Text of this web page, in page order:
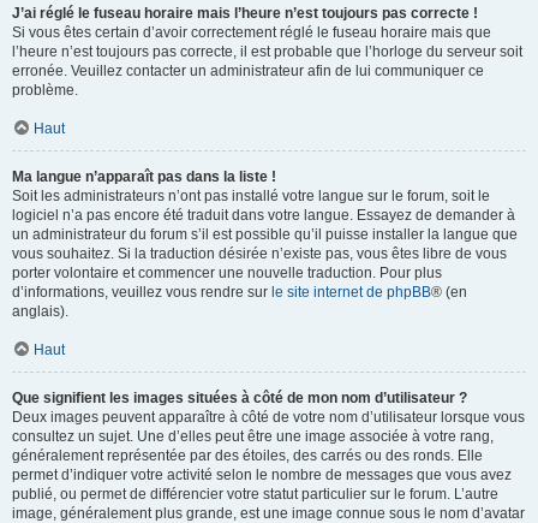
J’ai réglé le fuseau horaire mais l’heure n’est toujours pas correcte !
Si vous êtes certain d’avoir correctement réglé le fuseau horaire mais que
l’heure n’est toujours pas correcte, il est probable que l’horloge du serveur soit
erronée. Veuillez contacter un administrateur afin de lui communiquer ce
problème.
Haut
Ma langue n’apparaît pas dans la liste !
Soit les administrateurs n’ont pas installé votre langue sur le forum, soit le
logiciel n’a pas encore été traduit dans votre langue. Essayez de demander à
un administrateur du forum s’il est possible qu’il puisse installer la langue que
vous souhaitez. Si la traduction désirée n’existe pas, vous êtes libre de vous
porter volontaire et commencer une nouvelle traduction. Pour plus
d’informations, veuillez vous rendre sur le site internet de phpBB® (en
anglais).
Haut
Que signifient les images situées à côté de mon nom d’utilisateur ?
Deux images peuvent apparaître à côté de votre nom d’utilisateur lorsque vous
consultez un sujet. Une d’elles peut être une image associée à votre rang,
généralement représentée par des étoiles, des carrés ou des ronds. Elle
permet d’indiquer votre activité selon le nombre de messages que vous avez
publié, ou permet de différencier votre statut particulier sur le forum. L’autre
image, généralement plus grande, est une image connue sous le nom d’avatar